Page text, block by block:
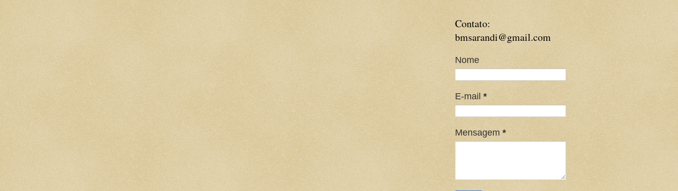
Contato:
bmsarandi@gmail.com
Nome
E-mail *
Mensagem *